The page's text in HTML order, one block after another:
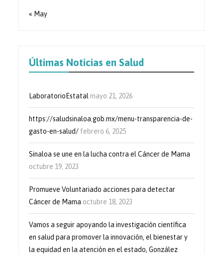
« May
Últimas Noticias en Salud
LaboratorioEstatal mayo 21, 2026
https://saludsinaloa.gob.mx/menu-transparencia-de-
gasto-en-salud/ febrero 6, 2025
Sinaloa se une en la lucha contra el Cáncer de Mama
octubre 19, 2023
Promueve Voluntariado acciones para detectar
Cáncer de Mama octubre 18, 2023
Vamos a seguir apoyando la investigación científica
en salud para promover la innovación, el bienestar y
la equidad en la atención en el estado, González